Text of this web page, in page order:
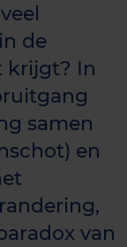
de
krijgt? In
samen
en
van